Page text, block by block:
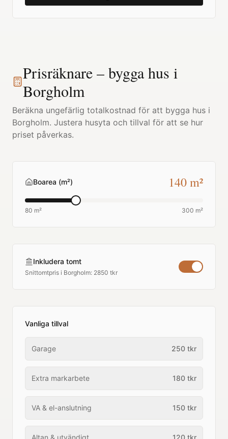
Prisräknare – bygga hus i
Borgholm
Beräkna ungefärlig totalkostnad för att bygga hus i
Borgholm. Justera husyta och tillval för att se hur
priset påverkas.
Boarea (m²) 140m²
80 m² 300 m²
Inkludera tomt
Snittomtpris i Borgholm: 2850 tkr
Vanliga tillval
Garage 250 tkr
Extra markarbete 180 tkr
VA & el-anslutning 150 tkr
Altan & utvändigt 120 tkr